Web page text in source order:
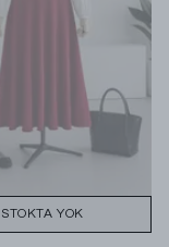
STOKTA YOK